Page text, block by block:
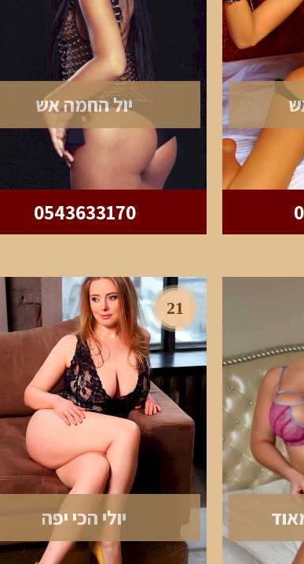
יול החמה אש
0543633170
21
יולי הכי יפה